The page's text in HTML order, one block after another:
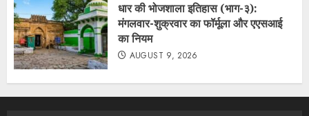
धार की भोजशाला इतिहास (भाग-३):
मंगलवार-शुक्रवार का फॉर्मूला और एएसआई
का नियम
AUGUST 9, 2026